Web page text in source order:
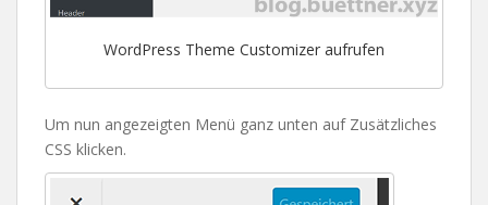
WordPress Theme Customizer aufrufen
Um nun angezeigten Menü ganz unten auf Zusätzliches
CSS klicken.